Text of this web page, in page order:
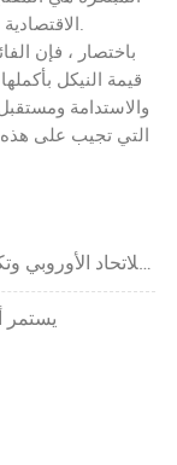
الاقتصادية لتوسيع النيكل ضد التكاليف البيئية والاجتماعية.
باختصار ، فإن
قيمة النيكل
والاستدامة
التي تجيب على هذه
[Prev]: ثلاثة عقود من Gridlock: السوق الداخلي للاتحاد الأوروبي وتكلفة تقاعس